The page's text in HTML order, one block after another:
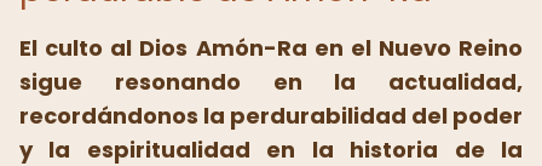
El culto al Dios Amón-Ra en el Nuevo Reino
sigue resonando en la actualidad,
recordándonos la perdurabilidad del poder
y la espiritualidad en la historia de la